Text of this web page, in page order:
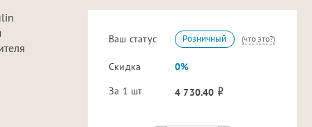
Ваш статус Розничный (что это?)
Скидка
0%
За 1 шт
4 730.40